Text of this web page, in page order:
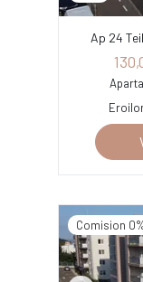
Ap 24
Comision